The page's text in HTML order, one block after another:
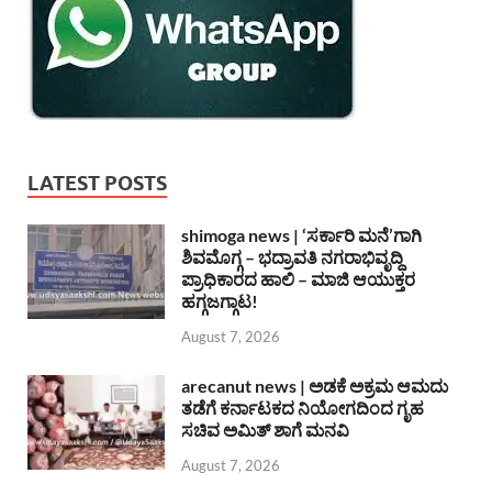
LATEST POSTS
shimoga news | ‘ಸರ್ಕಾರಿ ಮನೆ’ಗಾಗಿ
ಶಿವಮೊಗ್ಗ – ಭದ್ರಾವತಿ ನಗರಾಭಿವೃದ್ದಿ
ಪ್ರಾಧಿಕಾರದ ಹಾಲಿ – ಮಾಜಿ ಆಯುಕ್ತರ
ಹಗ್ಗಜಗ್ಗಾಟ!
August 7, 2026
arecanut news | ಅಡಕೆ ಅಕ್ರಮ ಆಮದು
ತಡೆಗೆ ಕರ್ನಾಟಕದ ನಿಯೋಗದಿಂದ ಗೃಹ
ಸಚಿವ ಅಮಿತ್ ಶಾಗೆ ಮನವಿ
August 7, 2026